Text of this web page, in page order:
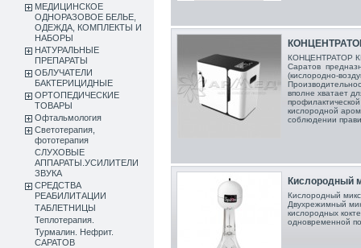
МЕДИЦИНСКОЕ
ОДНОРАЗОВОЕ БЕЛЬЕ,
ОДЕЖДА, КОМПЛЕКТЫ И
НАБОРЫ
НАТУРАЛЬНЫЕ
ПРЕПАРАТЫ
ОБЛУЧАТЕЛИ
БАКТЕРИЦИДНЫЕ
ОРТОПЕДИЧЕСКИЕ
ТОВАРЫ
Офтальмология
Светотерапия,
фототерапия
СЛУХОВЫЕ
АППАРАТЫ.УСИЛИТЕЛИ
ЗВУКА
СРЕДСТВА
РЕАБИЛИТАЦИИ
ТАБЛЕТНИЦЫ
Теплотерапия.
Турмалин. Нефрит.
САРАТОВ
КОНЦЕНТРАТОР
Саратов
(кислородно-
вполне хватает
кислородной
соблюдении
Кислородный
Кислородный
Двухрежимный
кислородных
одновременной